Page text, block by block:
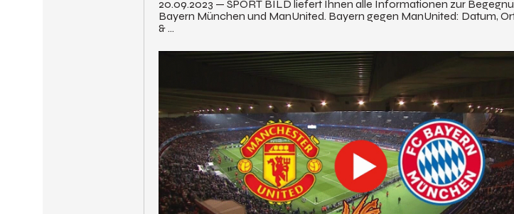
20.09.2023 — SPORT BILD liefert Ihnen alle Informationen zur
Bayern München und ManUnited. Bayern gegen ManUnited: Datum,
& ...